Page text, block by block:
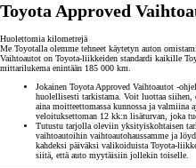
Toyota Approved
Huolettomia kilometrejä
Me Toyotalla olemme tehneet käytetyn auton
Vaihtoautot on Toyota-liikkeiden standardi kaikille
mittarilukema enintään 185 000 km.
Jokainen Toyota Approved Vaihtoautot -
huolellisesti tarkistama. Voit luottaa siihen,
aina moitteettomassa kunnossa ja
veloituksettoman 12 kk:n lisäturvan, joka
Tutustu tarjolla oleviin yksityiskohtaisen
vaihtoautoihin vaihtoautohaussamme ja
kahdeksi päiväksi valikoiduista Toyota-
siitä, että auto myytäisiin jollekin toiselle.